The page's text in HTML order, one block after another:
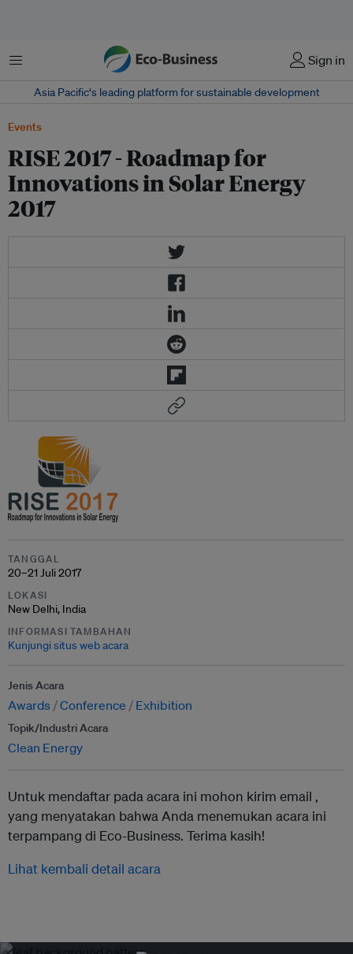
Menu Sign in
Asia Pacific‘s leading platform for sustainable development
Events
RISE 2017 - Roadmap for
Innovations in Solar Energy
2017
TANGGAL
20–21 Juli 2017
LOKASI
New Delhi, India
INFORMASI TAMBAHAN
Kunjungi situs web acara
Jenis Acara
Awards Conference Exhibition
Topik/Industri Acara
Clean Energy
Untuk mendaftar pada acara ini mohon kirim email ,
yang menyatakan bahwa Anda menemukan acara ini
terpampang di Eco-Business. Terima kasih!
Lihat kembali detail acara